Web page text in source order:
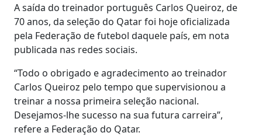
A saída do treinador português Carlos Queiroz, de
70 anos, da seleção do Qatar foi hoje oficializada
pela Federação de futebol daquele país, em nota
publicada nas redes sociais.
“Todo o obrigado e agradecimento ao treinador
Carlos Queiroz pelo tempo que supervisionou a
treinar a nossa primeira seleção nacional.
Desejamos-lhe sucesso na sua futura carreira”,
refere a Federação do Qatar.